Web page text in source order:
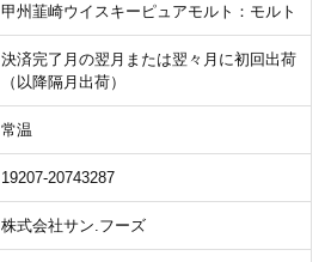
甲州韮崎ウイスキーピュアモルト：モルト
決済完了月の翌月または翌々月に初回出荷
（以降隔月出荷）
常温
19207-20743287
株式会社サン.フーズ